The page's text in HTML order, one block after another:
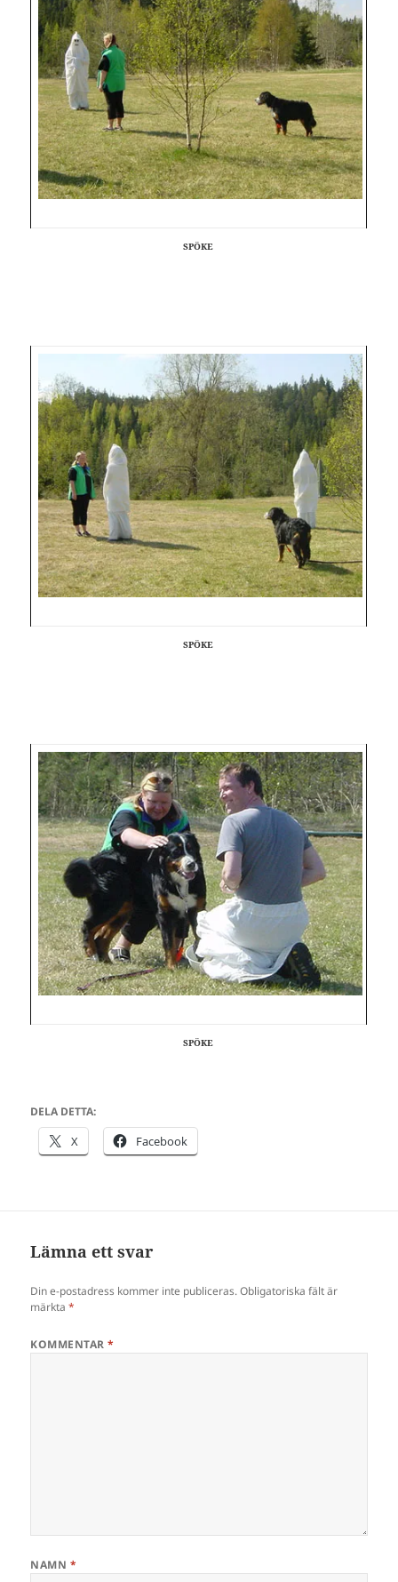
SPÖKE
SPÖKE
SPÖKE
DELA DETTA:
X Facebook
Lämna ett svar
Din e-postadress kommer inte publiceras. Obligatoriska fält är
märkta*
KOMMENTAR*
NAMN *